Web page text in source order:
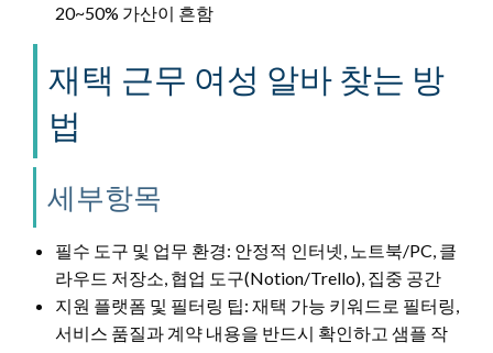
20~50% 가산이 흔함
재택 근무 여성 알바 찾는 방
법
세부항목
필수 도구 및 업무 환경: 안정적 인터넷, 노트북/PC, 클
라우드 저장소, 협업 도구(Notion/Trello), 집중 공간
지원 플랫폼 및 필터링 팁: 재택 가능 키워드로 필터링,
서비스 품질과 계약 내용을 반드시 확인하고 샘플 작